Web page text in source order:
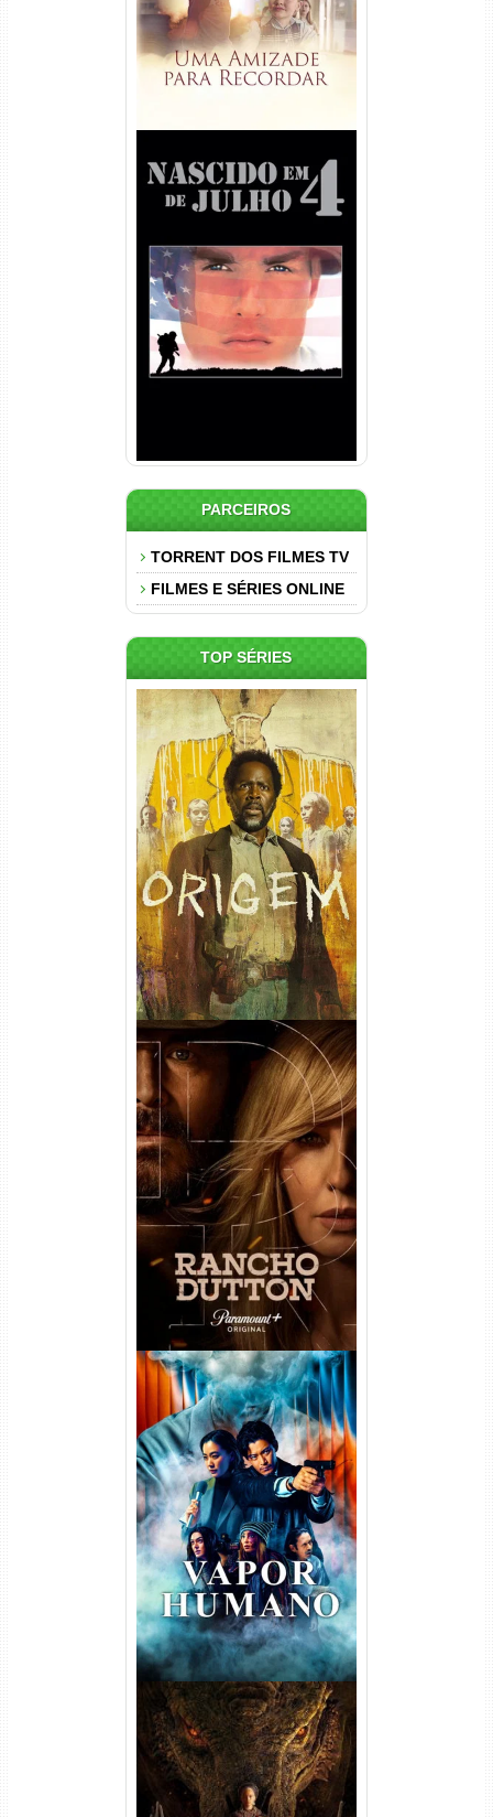
Nascido em 4 de Julho
Torrent (1989) WEB-DL 1080p
Dual Áudio
PARCEIROS
TORRENT DOS FILMES TV
FILMES E SÉRIES ONLINE
TOP SÉRIES
Origem 4ª Temporada Torrent
(2026) WEB-DL 1080p/4K
Dual Áudio
Rancho Dutton 1ª
Temporada Torrent (2026)
WEB-DL 1080p Dual Áudio
Vapor Humano 1ª Temporada
Torrent (2026) WEB-DL 1080p
Dual Áudio